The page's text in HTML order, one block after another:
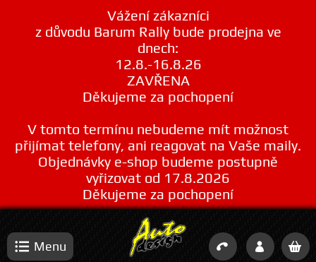
Vážení zákazníci
z důvodu Barum Rally bude prodejna ve
dnech:
12.8.-16.8.26
ZAVŘENA
Děkujeme za pochopení
V tomto termínu nebudeme mít možnost
přijímat telefony, ani reagovat na Vaše maily.
Objednávky e-shop budeme postupně
vyřizovat od 17.8.2026
Děkujeme za pochopení
Menu